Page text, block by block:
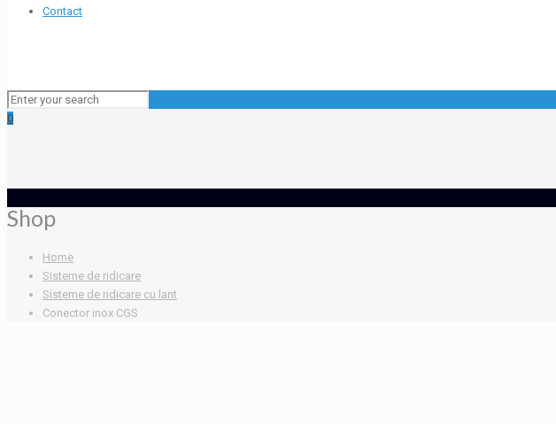
Contact
0
Shop
Home
Sisteme de ridicare
Sisteme de ridicare cu lant
Conector inox CGS